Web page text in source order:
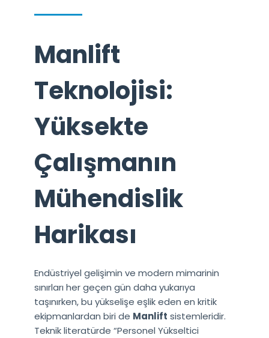
Manlift
Teknolojisi:
Yüksekte
Çalışmanın
Mühendislik
Harikası
Endüstriyel gelişimin ve modern mimarinin
sınırları her geçen gün daha yukarıya
taşınırken, bu yükselişe eşlik eden en kritik
ekipmanlardan biri de Manlift sistemleridir.
Teknik literatürde “Personel Yükseltici